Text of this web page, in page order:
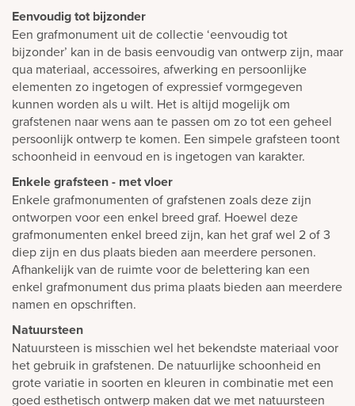
Eenvoudig tot bijzonder
Een grafmonument uit de collectie ‘eenvoudig tot
bijzonder’ kan in de basis eenvoudig van ontwerp zijn, maar
qua materiaal, accessoires, afwerking en persoonlijke
elementen zo ingetogen of expressief vormgegeven
kunnen worden als u wilt. Het is altijd mogelijk om
grafstenen naar wens aan te passen om zo tot een geheel
persoonlijk ontwerp te komen. Een simpele grafsteen toont
schoonheid in eenvoud en is ingetogen van karakter.
Enkele grafsteen - met vloer
Enkele grafmonumenten of grafstenen zoals deze zijn
ontworpen voor een enkel breed graf. Hoewel deze
grafmonumenten enkel breed zijn, kan het graf wel 2 of 3
diep zijn en dus plaats bieden aan meerdere personen.
Afhankelijk van de ruimte voor de belettering kan een
enkel grafmonument dus prima plaats bieden aan meerdere
namen en opschriften.
Natuursteen
Natuursteen is misschien wel het bekendste materiaal voor
het gebruik in grafstenen. De natuurlijke schoonheid en
grote variatie in soorten en kleuren in combinatie met een
goed esthetisch ontwerp maken dat we met natuursteen